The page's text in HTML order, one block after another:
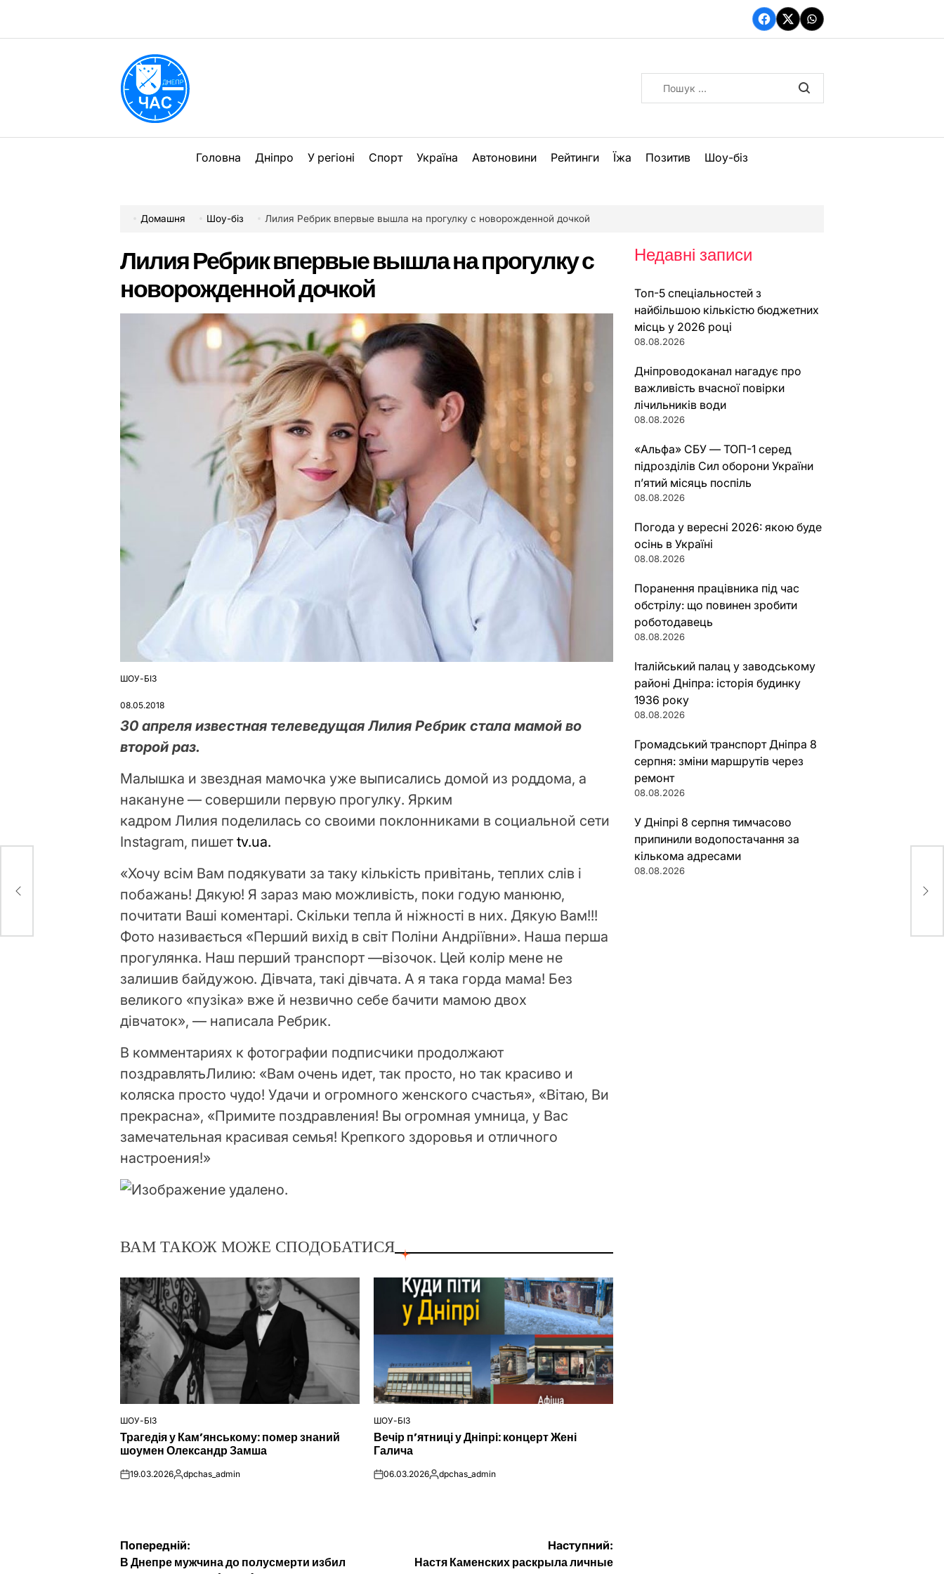
вмісту
Facebook
TwitterWhatsApp
Головна Дніпро У регіоні Спорт Україна Автоновини Рейтинги Їжа Позитив Шоу-біз
Домашня Шоу-біз Лилия Ребрик впервые вышла на прогулку с новорожденной дочкой
Лилия Ребрик впервые вышла на прогулку с
новорожденной дочкой
ОПУБЛІКУВАТИ
ШОУ-БІЗ
08.05.2018
30 апреля известная телеведущая Лилия Ребрик стала мамой во
второй раз.
Малышка и звездная мамочка уже выписались домой из роддома, а
накануне — совершили первую прогулку. Ярким
кадром Лилия поделилась со своими поклонниками в социальной сети
Instagram, пишетtv.ua.
«Хочу всім Вам подякувати за таку кількість привітань, теплих слів і
побажань! Дякую! Я зараз маю можливість, поки годую манюню,
почитати Ваші коментарі. Скільки тепла й ніжності в них. Дякую Вам!!!
Фото називається «Перший вихід в світ Поліни Андріївни». Наша перша
прогулянка. Наш перший транспорт —візочок. Цей колір мене не
залишив байдужою. Дівчата, такі дівчата. А я така горда мама! Без
великого «пузіка» вже й незвично себе бачити мамою двох
дівчаток», — написала Ребрик.
В комментариях к фотографии подписчики продолжают
поздравлятьЛилию: «Вам очень идет, так просто, но так красиво и
коляска просто чудо! Удачи и огромного женского счастья», «Вітаю, Ви
прекрасна», «Примите поздравления! Вы огромная умница, у Вас
замечательная красивая семья! Крепкого здоровья и отличного
настроения!»
ВАМ ТАКОЖ МОЖЕ СПОДОБАТИСЯ
ОПУБЛІКУВАТИ
ШОУ-БІЗ
Трагедія у Кам’янському: помер знаний
шоумен Олександр Замша
on19.03.2026Опубліковано
dpchas_admin
ОПУБЛІКУВАТИ
У
ШОУ-БІЗ
Вечір п’ятниці у Дніпрі: концерт Жені
Галича
on06.03.2026Опубліковано
dpchas_admin
Навігація
Попередній:
В Днепре мужчина до полусмерти избил
Наступний:
Настя Каменских раскрыла личные
Недавні записи
Топ-5 спеціальностей з
найбільшою кількістю бюджетних
місць у 2026 році
08.08.2026
Дніпроводоканал нагадує про
важливість вчасної повірки
лічильників води
08.08.2026
«Альфа» СБУ — ТОП-1 серед
підрозділів Сил оборони України
п’ятий місяць поспіль
08.08.2026
Погода у вересні 2026: якою буде
осінь в Україні
08.08.2026
Поранення працівника під час
обстрілу: що повинен зробити
роботодавець
08.08.2026
Італійський палац у заводському
районі Дніпра: історія будинку
1936 року
08.08.2026
Громадський транспорт Дніпра 8
серпня: зміни маршрутів через
ремонт
08.08.2026
У Дніпрі 8 серпня тимчасово
припинили водопостачання за
кількома адресами
08.08.2026